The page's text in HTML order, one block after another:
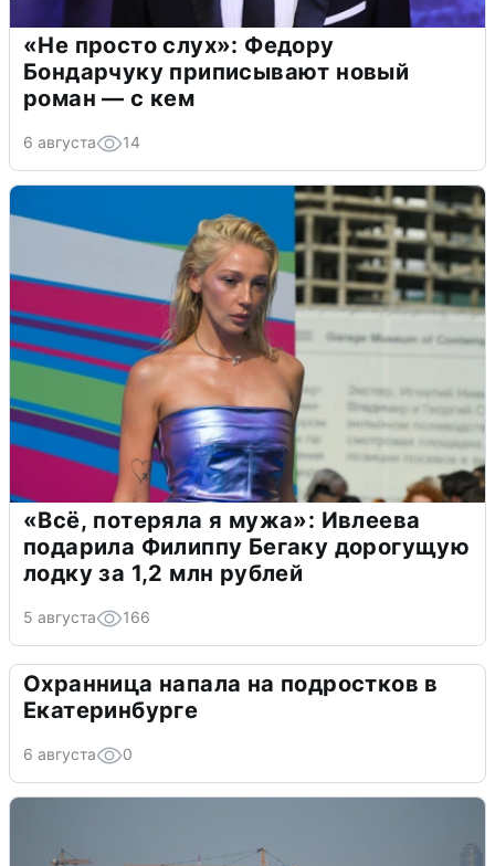
«Не просто слух»: Федору
Бондарчуку приписывают новый
роман — с кем
6 августа 14
«Всё, потеряла я мужа»: Ивлеева
подарила Филиппу Бегаку дорогущую
лодку за 1,2 млн рублей
5 августа 166
Охранница напала на подростков в
Екатеринбурге
6 августа 0